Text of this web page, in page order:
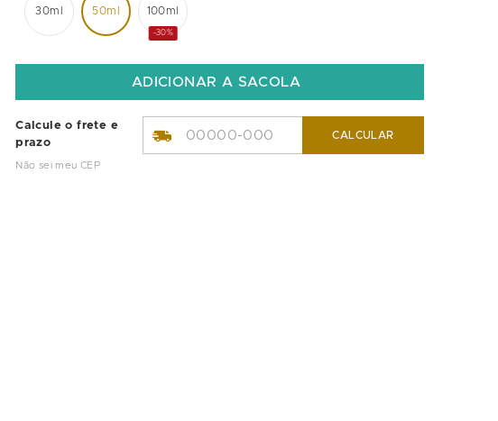
30ml 50ml 100ml
-30%
Calcule o frete e
prazo
Não sei meu CEP
CALCULAR